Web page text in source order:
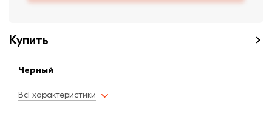
Купить
Черный
Всі характеристики